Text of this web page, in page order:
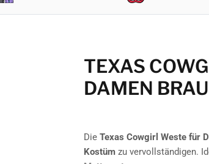
TEXAS
DAMEN
Die Texas Cowgirl Weste für
Kostümzu vervollständigen.